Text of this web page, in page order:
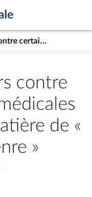
Protéger les mineurs contre certaines pratiques médicales et chirurgicales en matière de « transition de genre »
contre
de «
»